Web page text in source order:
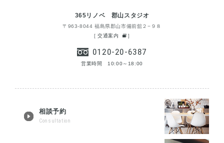
365リノベ 郡山スタジオ
〒963-8044 福島県郡山市備前舘２−９８
[交通案内 ]
0120-20-6387
営業時間 10:00～18:00
相談予約
Consultation